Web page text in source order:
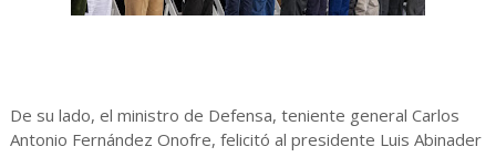
De su lado, el ministro de Defensa, teniente general Carlos
Antonio Fernández Onofre, felicitó al presidente Luis Abinader